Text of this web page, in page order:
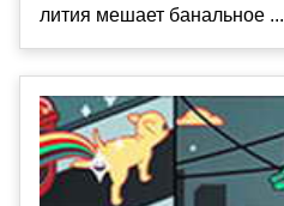
лития мешает банальное ...